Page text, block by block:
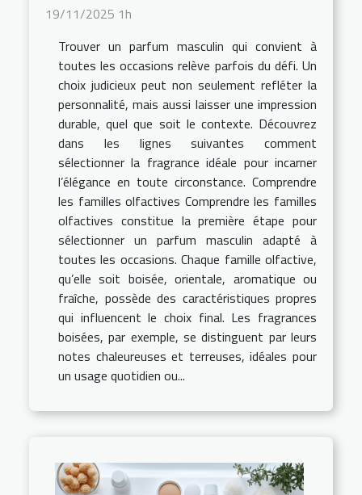
19/11/2025 1h
Trouver un parfum masculin qui convient à
toutes les occasions relève parfois du défi. Un
choix judicieux peut non seulement refléter la
personnalité, mais aussi laisser une impression
durable, quel que soit le contexte. Découvrez
dans les lignes suivantes comment
sélectionner la fragrance idéale pour incarner
l’élégance en toute circonstance. Comprendre
les familles olfactives Comprendre les familles
olfactives constitue la première étape pour
sélectionner un parfum masculin adapté à
toutes les occasions. Chaque famille olfactive,
qu’elle soit boisée, orientale, aromatique ou
fraîche, possède des caractéristiques propres
qui influencent le choix final. Les fragrances
boisées, par exemple, se distinguent par leurs
notes chaleureuses et terreuses, idéales pour
un usage quotidien ou...